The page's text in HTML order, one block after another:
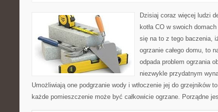
Dzisiaj coraz więcej ludzi
kotła CO w swoich
się na to z tego baczenia,
ogrzanie całego domu, to
odpada problem ogrzania
niezwykle przydatnym
Umożliwiają one podgrzanie wody i wtłoczenie jej do grzejników
każde pomieszczenie może być całkowicie ogrzane. Porządne